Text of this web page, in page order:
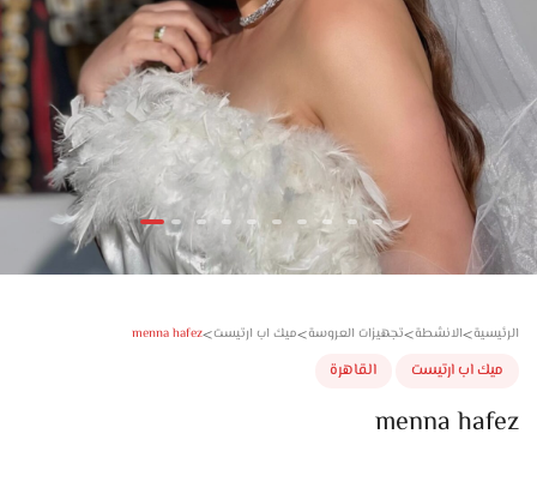
اب ارتيست القاهرة